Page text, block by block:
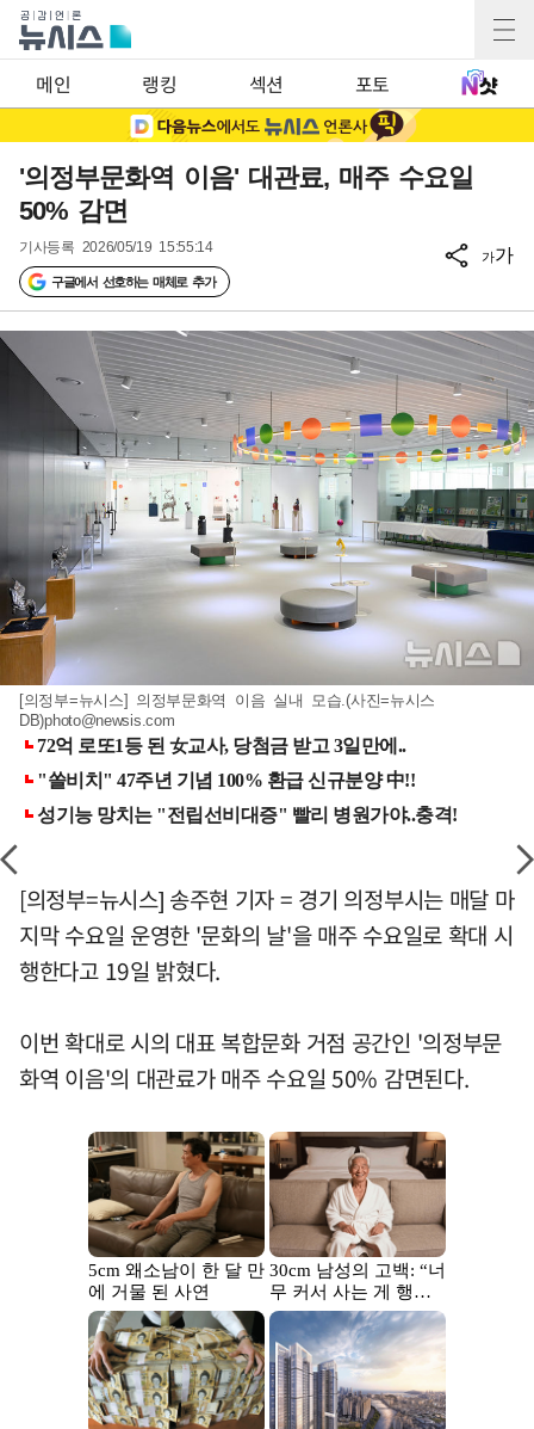
메인 랭킹 섹션 포토
'의정부문화역 이음' 대관료, 매주 수요일
50% 감면
기사등록 2026/05/19 15:55:14
구글에서 선호하는 매체로 추가
가가
[의정부=뉴시스] 의정부문화역 이음 실내 모습.(사진=뉴시스
DB)photo@newsis.com
[의정부=뉴시스] 송주현 기자 = 경기 의정부시는 매달 마
지막 수요일 운영한 '문화의 날'을 매주 수요일로 확대 시
행한다고 19일 밝혔다.
이번 확대로 시의 대표 복합문화 거점 공간인 '의정부문
화역 이음'의 대관료가 매주 수요일 50% 감면된다.